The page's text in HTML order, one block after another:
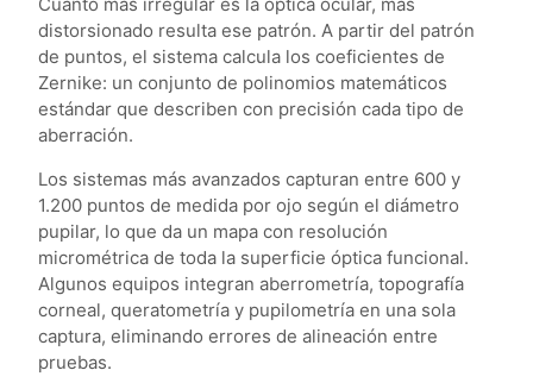
Cuanto más irregular es la óptica ocular, más
distorsionado resulta ese patrón. A partir del patrón
de puntos, el sistema calcula los coeficientes de
Zernike: un conjunto de polinomios matemáticos
estándar que describen con precisión cada tipo de
aberración.
Los sistemas más avanzados capturan entre 600 y
1.200 puntos de medida por ojo según el diámetro
pupilar, lo que da un mapa con resolución
micrométrica de toda la superficie óptica funcional.
Algunos equipos integran aberrometría, topografía
corneal, queratometría y pupilometría en una sola
captura, eliminando errores de alineación entre
pruebas.